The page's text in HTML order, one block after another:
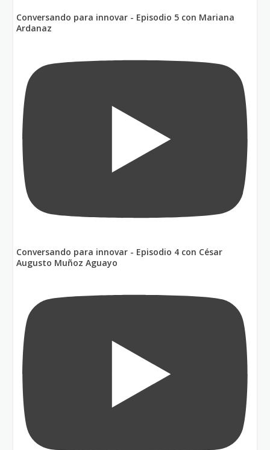
Conversando para innovar - Episodio 5 con Mariana
Ardanaz
Conversando para innovar - Episodio 4 con César
Augusto Muñoz Aguayo